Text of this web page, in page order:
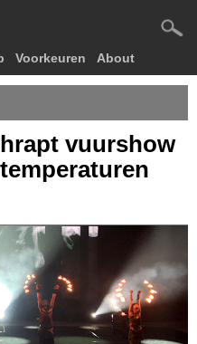
Voorkeuren About
vuurshow